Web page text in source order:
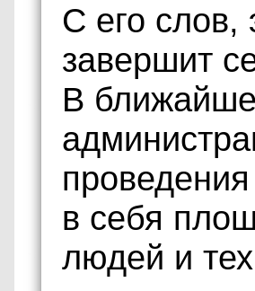
С его слов,
завершит
В
в себя
людей и